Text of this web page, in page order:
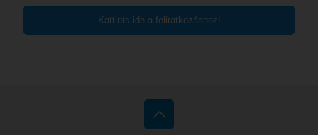
Kattints ide a feliratkozáshoz!